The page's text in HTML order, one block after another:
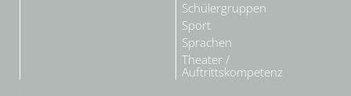
Schülergruppen
Sport
Sprachen
Theater /
Auftrittskompetenz